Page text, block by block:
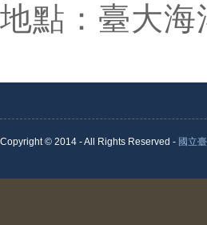
地點：臺大
Copyright © 2014 - All Rights Reserved - 國立